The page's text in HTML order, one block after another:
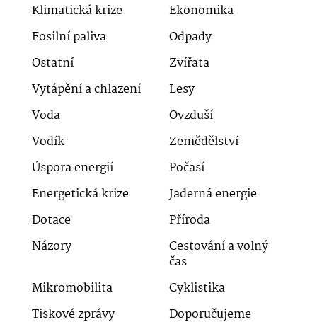
Klimatická krize
Ekonomika
Fosilní paliva
Odpady
Ostatní
Zvířata
Vytápění a chlazení
Lesy
Voda
Ovzduší
Vodík
Zemědělství
Úspora energií
Počasí
Energetická krize
Jaderná energie
Dotace
Příroda
Názory
Cestování a volný
čas
Mikromobilita
Cyklistika
Tiskové zprávy
Doporučujeme